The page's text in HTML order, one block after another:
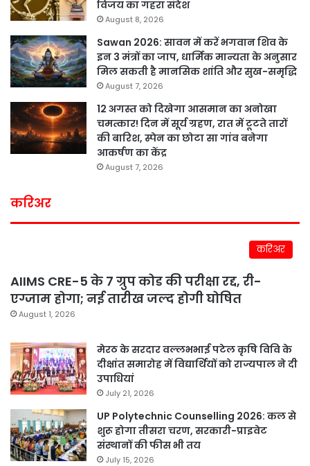
विजय का गहरा संदेश
August 8, 2026
Sawan 2026: सावन में करें भगवान शिव के
इन 3 मंत्रों का जाप, धार्मिक मान्यता के अनुसार
मिल सकती है मानसिक शांति और सुख-समृद्धि
August 7, 2026
12 अगस्त को दिखेगा आसमान का अनोखा
चमत्कार! दिन में सूर्य ग्रहण, रात में टूटते तारों
की बारिश, स्पेन का छोटा सा गांव बनेगा
आकर्षण का केंद्र
August 7, 2026
करिअर
करिअर
AIIMS CRE-5 के 7 ग्रुप कोड की परीक्षा रद्द, री-
एग्जाम होगा; नई तारीख जल्द होगी घोषित
August 1, 2026
मेरठ के सरदार वल्लभभाई पटेल कृषि विवि के
दीक्षांत समारोह में विद्यार्थियों को राज्यपाल ने दी
उपाधियां
July 21, 2026
UP Polytechnic Counselling 2026: कल से
शुरू होगा तीसरा चरण, सरकारी-प्राइवेट
संस्थानों की फीस भी तय
July 15, 2026